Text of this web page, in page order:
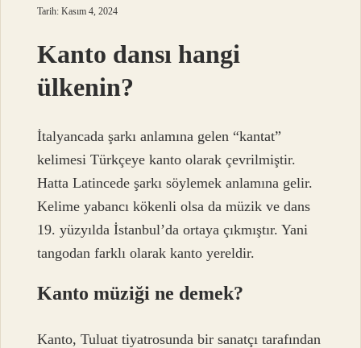
Tarih: Kasım 4, 2024
Kanto dansı hangi
ülkenin?
İtalyancada şarkı anlamına gelen “kantat”
kelimesi Türkçeye kanto olarak çevrilmiştir.
Hatta Latincede şarkı söylemek anlamına gelir.
Kelime yabancı kökenli olsa da müzik ve dans
19. yüzyılda İstanbul’da ortaya çıkmıştır. Yani
tangodan farklı olarak kanto yereldir.
Kanto müziği ne demek?
Kanto, Tuluat tiyatrosunda bir sanatçı tarafından